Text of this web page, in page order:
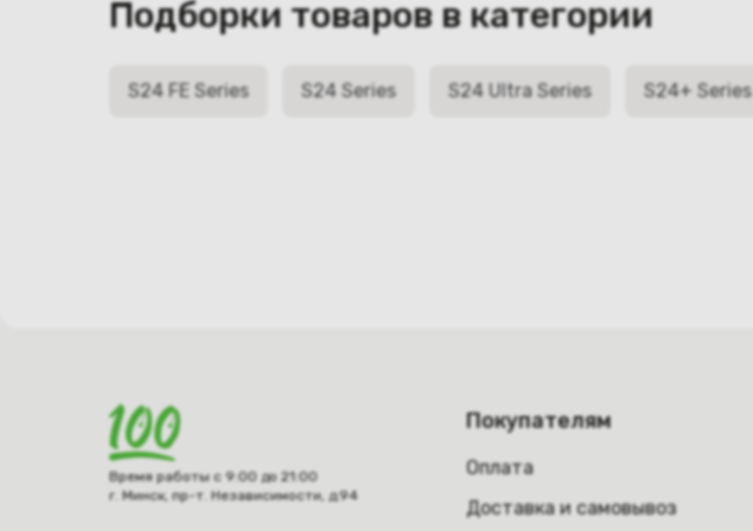
Подборки товаров в категории
S24 FE Series S24 Series S24 Ultra Series S24+ Series
Время работы с 9:00 до 21:00
г. Минск, пр-т. Независимости, д.94
Покупателям
Оплата
Доставка и самовывоз